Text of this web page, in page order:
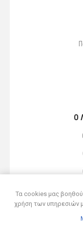
Ο
Τα cookies μας
χρήση των υπηρεσιών